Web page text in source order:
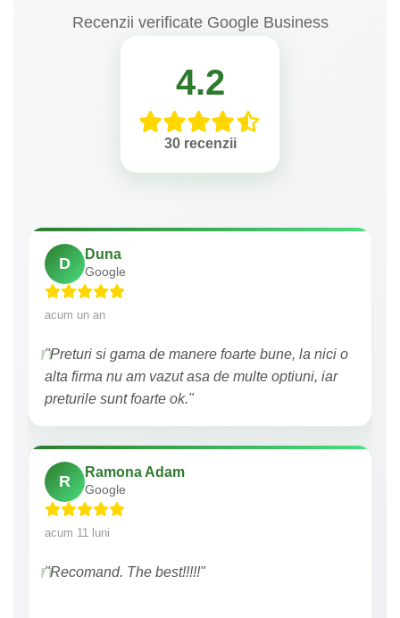
Recenzii verificate Google Business
4.2
30 recenzii
D
Duna
Google
acum un an
"Preturi si gama de manere foarte bune, la nici o
alta firma nu am vazut asa de multe optiuni, iar
preturile sunt foarte ok."
R
Ramona Adam
Google
acum 11 luni
"Recomand. The best!!!!!"